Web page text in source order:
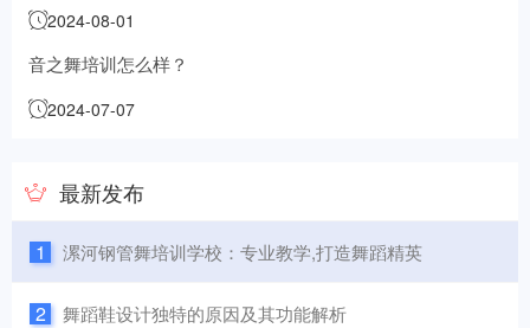
2024-08-01
音之舞培训怎么样？
2024-07-07
最新发布
1 漯河钢管舞培训学校：专业教学,打造舞蹈精英
2 舞蹈鞋设计独特的原因及其功能解析